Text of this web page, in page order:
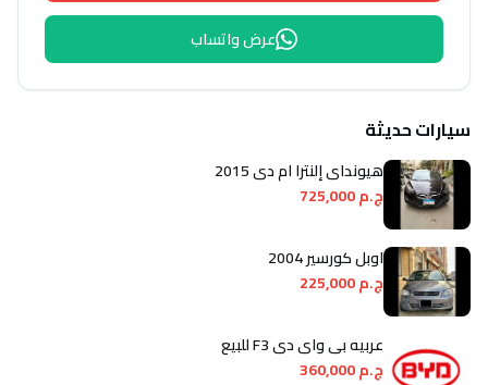
عرض واتساب
سيارات حديثة
هيونداي إلنترا ام دى 2015
ج.م 725,000
اوبل كورسير 2004
ج.م 225,000
عربيه بى واى دى F3 للبيع
ج.م 360,000